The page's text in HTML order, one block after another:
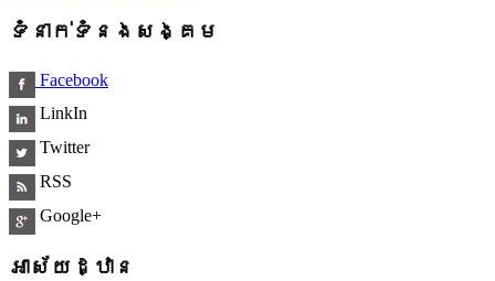
ទំនាក់ទំនងសង្គម
Facebook
LinkIn
Twitter
RSS
Google+
អាស័យដ្ឋាន